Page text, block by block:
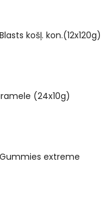
košļ. kon.(12x120g)
(24x10g)
Gummies extreme